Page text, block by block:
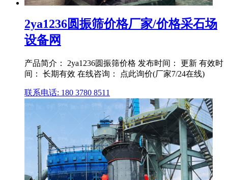
2ya1236圆振筛价格厂家/价格采石场
设备网
产品简介： 2ya1236圆振筛价格 发布时间： 更新 有效时
间： 长期有效 在线咨询： 点此询价(厂家7/24在线)
联系电话: 180 3780 8511